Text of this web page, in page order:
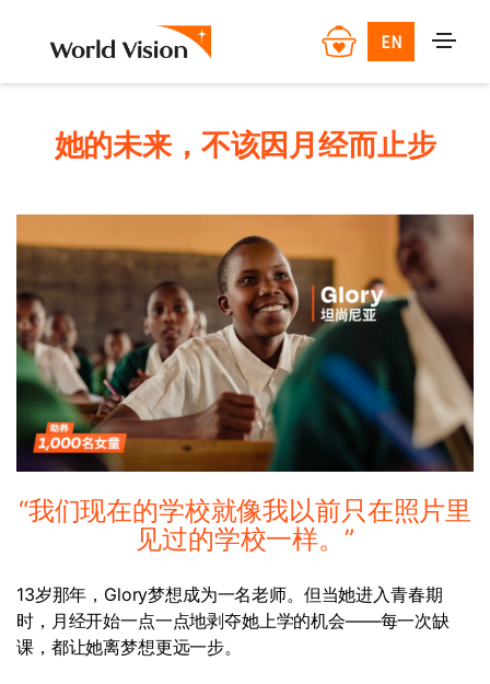
EN
她的未来，不该因月经而止步
“我们现在的学校就像我以前只在照片里
见过的学校一样。”
13岁那年，Glory梦想成为一名老师。但当她进入青春期
时，月经开始一点一点地剥夺她上学的机会——每一次缺
课，都让她离梦想更远一步。